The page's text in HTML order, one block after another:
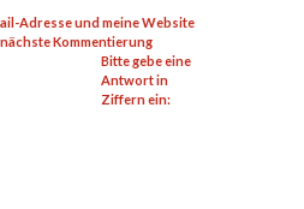
Adresse und meine Website
Kommentierung
Bitte gebe eine
Antwort in
Ziffern ein: